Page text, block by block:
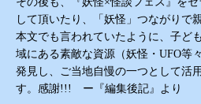
して頂いたり、「妖怪」つながりで
本文でも言われていたように、子ど
域にある素敵な資源（妖怪・ UFO等
発見し、ご当地自慢の一つとして活
す。感謝!!! ー 『編集後記』より